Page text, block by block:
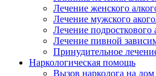
Лечение женского
Лечение мужского
Лечение подросткового
Лечение пивной
Принудительное
Наркологическая помощь
Вызов нарколога на дом